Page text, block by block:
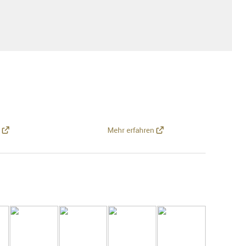
Mehr erfahren